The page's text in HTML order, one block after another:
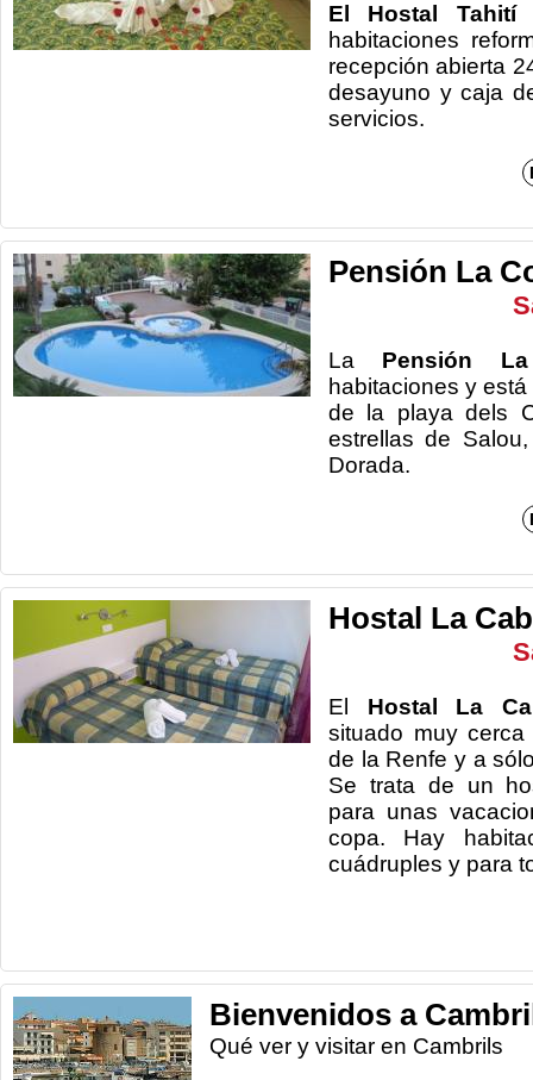
El Hostal Tahití
habitaciones
recepción abierta
desayuno y caja
Pensión La
La Pensión
habitaciones y
de la playa dels
estrellas de
Hostal La
El Hostal La
situado muy
de la Renfe y a
Se trata de un
para unas
copa. Hay
cuádruples y
Bienvenidos a
Qué ver y visitar en Cambrils